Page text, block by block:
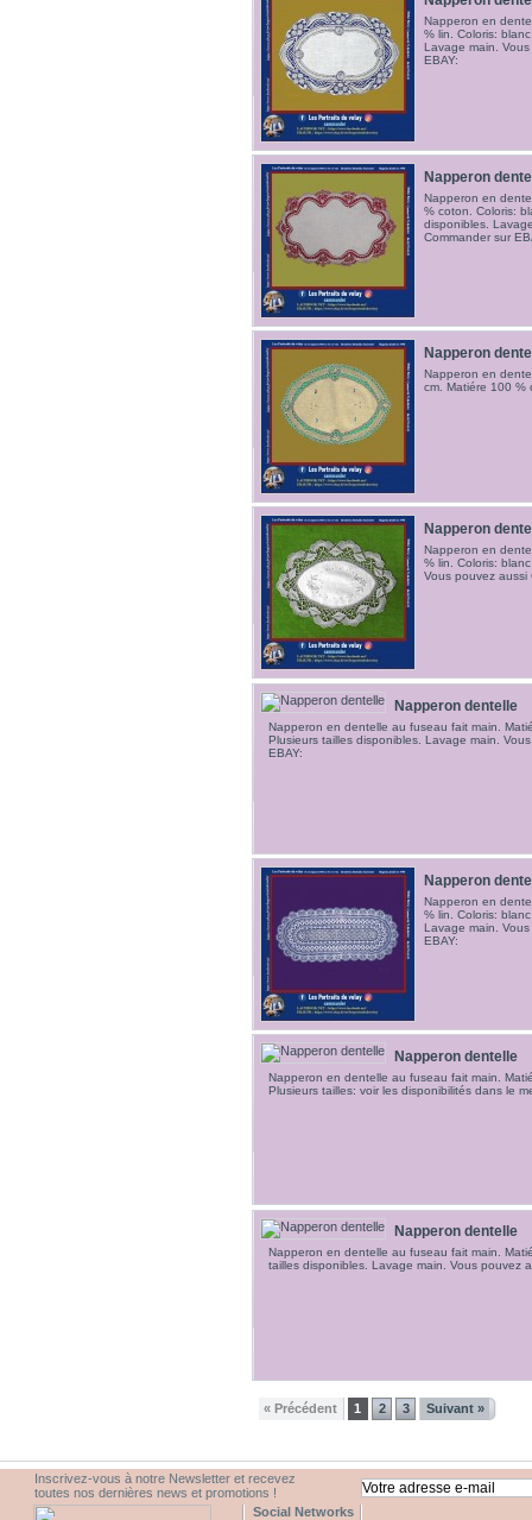
Napperon en
% lin. Coloris:
Lavage main.
EBAY:
Napperon
Napperon en
% coton. Coloris:
disponibles.
Commander sur
Napperon
Napperon en
cm. Matiére 100
Napperon
Napperon en
% lin. Coloris:
Vous pouvez
Napperon dentelle
Napperon en dentelle au fuseau fait main.
Plusieurs tailles disponibles. Lavage main.
EBAY:
Napperon
Napperon en
% lin. Coloris:
Lavage main.
EBAY:
Napperon dentelle
Napperon en dentelle au fuseau fait main.
Plusieurs tailles: voir les disponibilités dans le
Napperon dentelle
Napperon en dentelle au fuseau fait main.
tailles disponibles. Lavage main. Vous pouvez
« Précédent 1 2 3 Suivant »
Inscrivez-vous à notre Newsletter et recevez
toutes nos dernières news et promotions !
Social Networks